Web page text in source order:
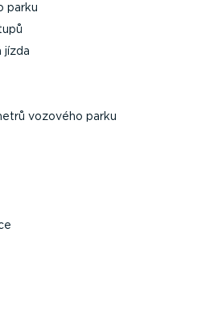
parku
jízda
vozového parku